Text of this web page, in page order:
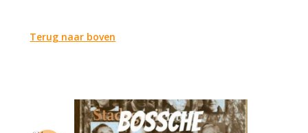
Terug naar boven